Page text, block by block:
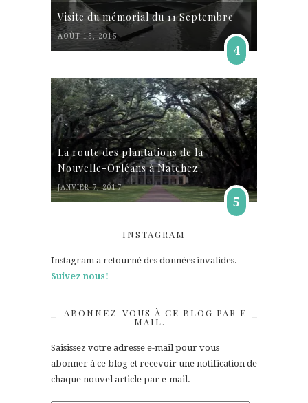
Visite du mémorial du 11 Septembre
AOÛT 15, 2015
4
La route des plantations de la
Nouvelle-Orléans à Natchez
JANVIER 7, 2017
5
INSTAGRAM
Instagram a retourné des données invalides.
Suivez nous!
ABONNEZ-VOUS À CE BLOG PAR E-
MAIL.
Saisissez votre adresse e-mail pour vous
abonner à ce blog et recevoir une notification de
chaque nouvel article par e-mail.